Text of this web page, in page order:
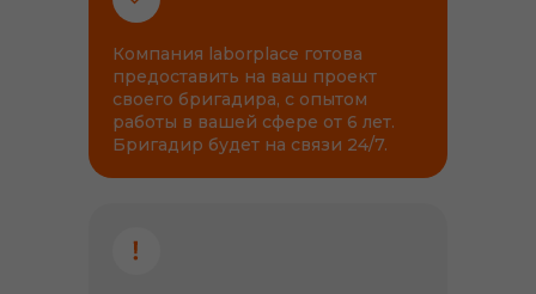
Компания laborplace готова
предоставить на ваш проект
своего бригадира, с опытом
работы в вашей сфере от 6 лет.
Бригадир будет на связи 24/7.